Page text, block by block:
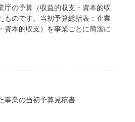
庁の予算（収益的収支・資本的収
ものです。当初予算総括表：企業
資本的収支）を事業ごとに簡潔に
事業の当初予算見積書